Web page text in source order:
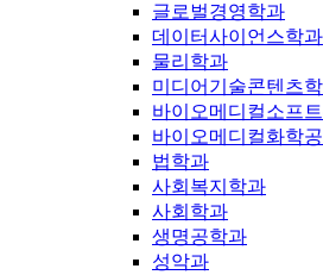
글로벌경영학과
데이터사이언스학과
물리학과
미디어기술콘텐츠
바이오메디컬소프
바이오메디컬화학
법학과
사회복지학과
사회학과
생명공학과
성악과